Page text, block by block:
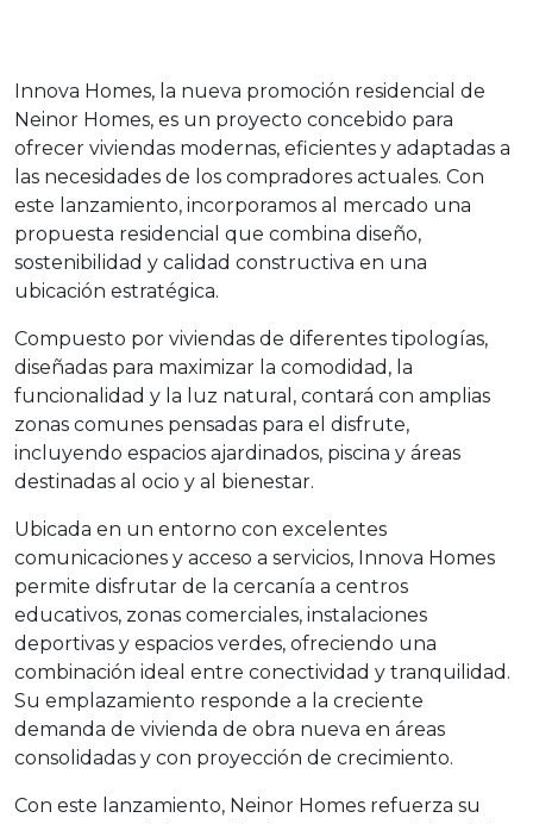
Innova Homes, la nueva promoción residencial de
Neinor Homes, es un proyecto concebido para
ofrecer viviendas modernas, eficientes y adaptadas a
las necesidades de los compradores actuales. Con
este lanzamiento, incorporamos al mercado una
propuesta residencial que combina diseño,
sostenibilidad y calidad constructiva en una
ubicación estratégica.
Compuesto por viviendas de diferentes tipologías,
diseñadas para maximizar la comodidad, la
funcionalidad y la luz natural, contará con amplias
zonas comunes pensadas para el disfrute,
incluyendo espacios ajardinados, piscina y áreas
destinadas al ocio y al bienestar.
Ubicada en un entorno con excelentes
comunicaciones y acceso a servicios, Innova Homes
permite disfrutar de la cercanía a centros
educativos, zonas comerciales, instalaciones
deportivas y espacios verdes, ofreciendo una
combinación ideal entre conectividad y tranquilidad.
Su emplazamiento responde a la creciente
demanda de vivienda de obra nueva en áreas
consolidadas y con proyección de crecimiento.
Con este lanzamiento, Neinor Homes refuerza su